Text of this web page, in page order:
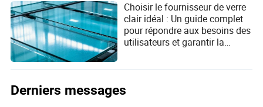
Choisir le fournisseur de verre
clair idéal : Un guide complet
pour répondre aux besoins des
utilisateurs et garantir la
Derniers messages